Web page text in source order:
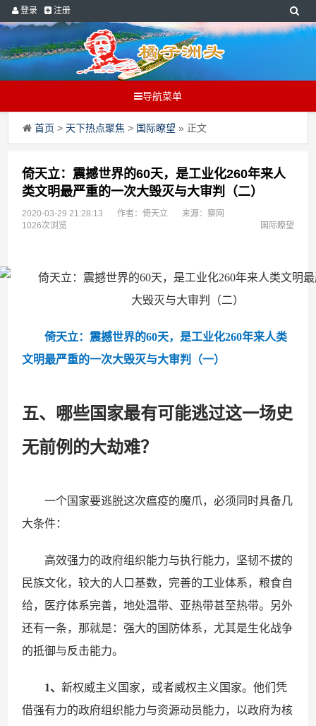
登录 注册
导航菜单
首页 > 天下热点聚焦 > 国际瞭望 » 正文
倚天立：震撼世界的60天，是工业化260年来人
类文明最严重的一次大毁灭与大审判（二）
2020-03-29 21:28:13 作者：倚天立
来源：察网
1026次浏览
国际瞭望
倚天立：震撼世界的60天，是工业化260年来人类
文明最严重的一次大毁灭与大审判（一）
五、哪些国家最有可能逃过这一场史
无前例的大劫难？
一个国家要逃脱这次瘟疫的魔爪，必须同时具备几
大条件：
高效强力的政府组织能力与执行能力，坚韧不拔的
民族文化，较大的人口基数，完善的工业体系，粮食自
给，医疗体系完善，地处温带、亚热带甚至热带。另外
还有一条，那就是：强大的国防体系，尤其是生化战争
的抵御与反击能力。
1、新权威主义国家，或者威权主义国家。他们凭
借强有力的政府组织能力与资源动员能力，以政府为核